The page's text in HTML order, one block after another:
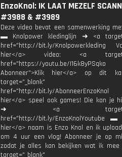
EnzoKnol: IK LAAT MEZELF
#3988 & #3989
Deze video bevat een samenwerking
▬ Knolpower kledinglijn ➜ <a
href="http://bit.ly/Knolpowerkleding
hier</a> video: <a
href="https://youtu.be/I16k8yPSqko
Abonneer">Klik hier</a> op dit
target="_blank"
href="http://bit.ly/
hier</a> speel ook games! Die kan je
➜ <a
href="http://bit.ly/EnzoKnolYoutube ▬
hier</a> naam is Enzo Knol en ik
om 4 uur een vlog! Abonneer je op
zodat je alles kan bekijken wat ik mee
target="_blank"